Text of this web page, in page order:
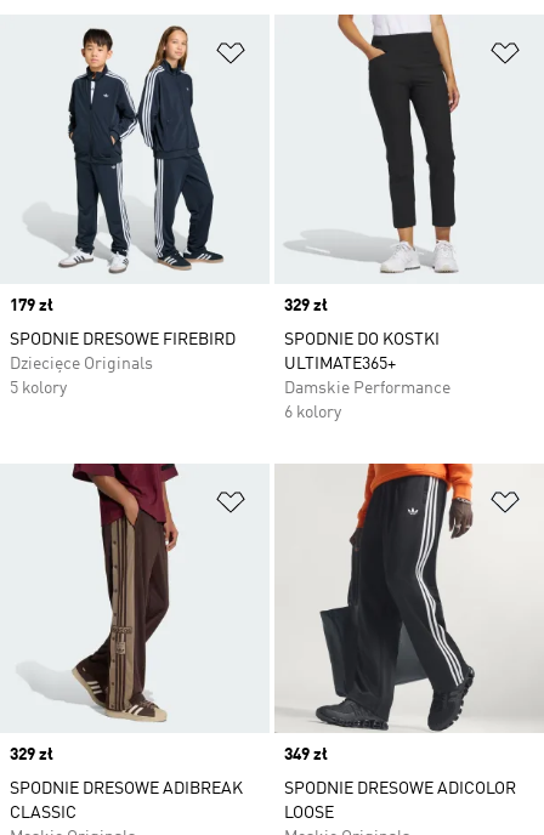
Dodaj do listy życzeń
Price
179 zł
SPODNIE DRESOWE FIREBIRD
Dziecięce Originals
5 kolory
Price
329 zł
SPODNIE DO KOSTKI
ULTIMATE365+
Damskie Performance
6 kolory
Dodaj do listy życzeń
Price
329 zł
SPODNIE DRESOWE ADIBREAK
CLASSIC
Price
349 zł
SPODNIE DRESOWE ADICOLOR
LOOSE